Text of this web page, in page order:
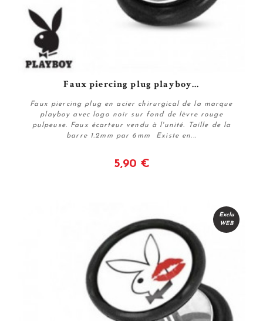
Faux piercing plug playboy...
Faux piercing plug en acier chirurgical de la marque
playboy avec logo noir sur fond de lèvre rouge
pulpeuse. Faux écarteur vendu à l'unité. Taille de la
barre 1.2mm par 6mm Existe en...
5,90 €
Exclu
WEB